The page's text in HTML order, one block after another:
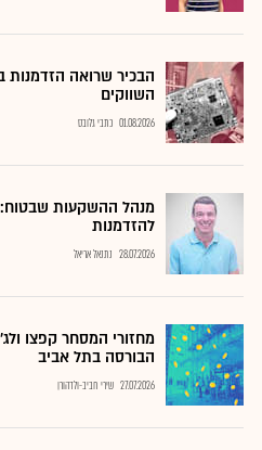
הבכיר שרואה הזדמנות
השווקים
01.08.2026 כתבי גלובס
מנהל ההשקעות
להזדמנות
28.07.2026 נתנאל אריאל
מחזורי המסחר קפצו
הבורסה בתל אביב
27.07.2026 שירי חביב-ולדהורן